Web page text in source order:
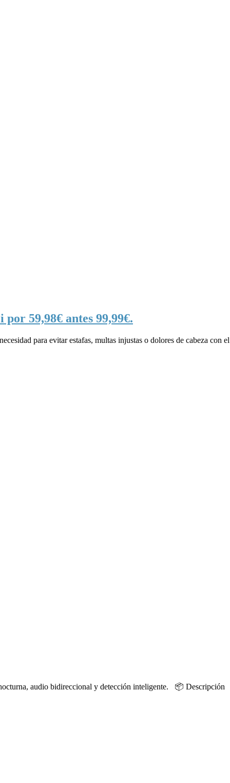
59,98€ antes 99,99€.
para evitar estafas, multas injustas o dolores de cabeza con el
audio bidireccional y detección inteligente. 📦 Descripción